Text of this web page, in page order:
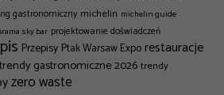
gastronomiczny michelin michelin guide
sky bar projektowanie doświadczeń
Przepisy Ptak Warsaw Exporestauracje
trendy gastronomiczne 2026trendy
zero waste